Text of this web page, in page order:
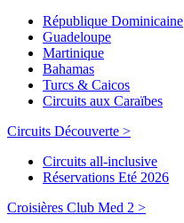
République Dominicaine
Guadeloupe
Martinique
Bahamas
Turcs & Caicos
Circuits aux Caraïbes
Circuits Découverte >
Circuits all-inclusive
Réservations Eté 2026
Croisières Club Med 2 >